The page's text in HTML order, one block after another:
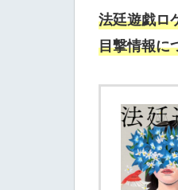
法廷遊戯ロ
目撃情報に